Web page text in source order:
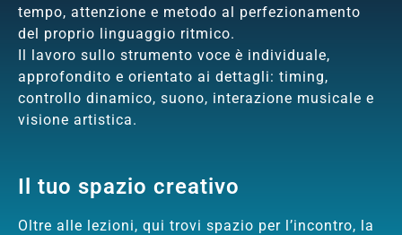
tempo, attenzione e metodo al perfezionamento
del proprio linguaggio ritmico.
Il lavoro sullo strumento voce è individuale,
approfondito e orientato ai dettagli: timing,
controllo dinamico, suono, interazione musicale e
visione artistica.
Il tuo spazio creativo
Oltre alle lezioni, qui trovi spazio per l’incontro, la